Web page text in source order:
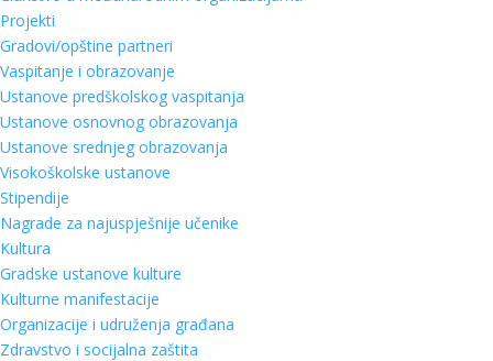
Projekti
Gradovi/opštine partneri
Vaspitanje i obrazovanje
Ustanove predškolskog vaspitanja
Ustanove osnovnog obrazovanja
Ustanove srednjeg obrazovanja
Visokoškolske ustanove
Stipendije
Nagrade za najuspješnije učenike
Kultura
Gradske ustanove kulture
Kulturne manifestacije
Organizacije i udruženja građana
Zdravstvo i socijalna zaštita